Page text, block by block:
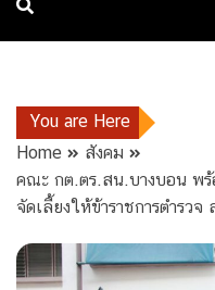
You are Here
Home
สังคม
คณะ กต.ตร.สน.บางบอน พ
จัดเลี้ยงให้ข้าราชการตำรวจ